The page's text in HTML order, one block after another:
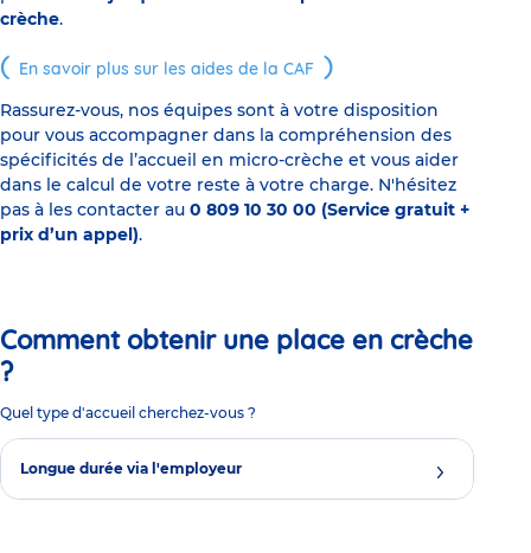
crèche.
En savoir plus sur les aides de la CAF
Rassurez-vous, nos équipes sont à votre disposition
pour vous accompagner dans la compréhension des
spécificités de l’accueil en micro-crèche et vous aider
dans le calcul de votre reste à votre charge. N'hésitez
pas à les contacter au 0 809 10 30 00 (Service gratuit +
prix d’un appel).
Comment obtenir une place en crèche
?
Quel type d'accueil cherchez-vous ?
Longue durée via l'employeur